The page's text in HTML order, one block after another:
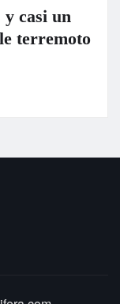
FUERZAS